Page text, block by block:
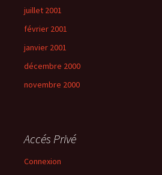
juillet 2001
février 2001
janvier 2001
décembre 2000
novembre 2000
Accés Privé
Connexion